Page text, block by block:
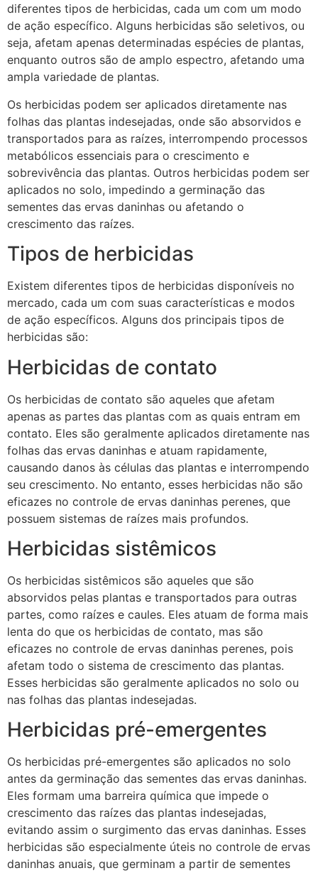
diferentes tipos de herbicidas, cada um com um modo
de ação específico. Alguns herbicidas são seletivos, ou
seja, afetam apenas determinadas espécies de plantas,
enquanto outros são de amplo espectro, afetando uma
ampla variedade de plantas.
Os herbicidas podem ser aplicados diretamente nas
folhas das plantas indesejadas, onde são absorvidos e
transportados para as raízes, interrompendo processos
metabólicos essenciais para o crescimento e
sobrevivência das plantas. Outros herbicidas podem ser
aplicados no solo, impedindo a germinação das
sementes das ervas daninhas ou afetando o
crescimento das raízes.
Tipos de herbicidas
Existem diferentes tipos de herbicidas disponíveis no
mercado, cada um com suas características e modos
de ação específicos. Alguns dos principais tipos de
herbicidas são:
Herbicidas de contato
Os herbicidas de contato são aqueles que afetam
apenas as partes das plantas com as quais entram em
contato. Eles são geralmente aplicados diretamente nas
folhas das ervas daninhas e atuam rapidamente,
causando danos às células das plantas e interrompendo
seu crescimento. No entanto, esses herbicidas não são
eficazes no controle de ervas daninhas perenes, que
possuem sistemas de raízes mais profundos.
Herbicidas sistêmicos
Os herbicidas sistêmicos são aqueles que são
absorvidos pelas plantas e transportados para outras
partes, como raízes e caules. Eles atuam de forma mais
lenta do que os herbicidas de contato, mas são
eficazes no controle de ervas daninhas perenes, pois
afetam todo o sistema de crescimento das plantas.
Esses herbicidas são geralmente aplicados no solo ou
nas folhas das plantas indesejadas.
Herbicidas pré-emergentes
Os herbicidas pré-emergentes são aplicados no solo
antes da germinação das sementes das ervas daninhas.
Eles formam uma barreira química que impede o
crescimento das raízes das plantas indesejadas,
evitando assim o surgimento das ervas daninhas. Esses
herbicidas são especialmente úteis no controle de ervas
daninhas anuais, que germinam a partir de sementes